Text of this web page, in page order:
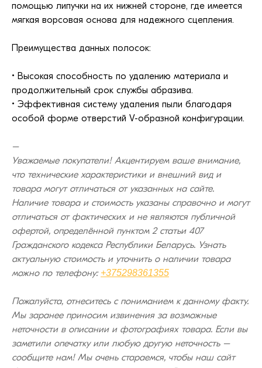
помощью липучки на их нижней стороне, где имеется
мягкая ворсовая основа для надежного сцепления.
Преимущества данных полосок:
• Высокая способность по удалению материала и
продолжительный срок службы абразива.
• Эффективная систему удаления пыли благодаря
особой форме отверстий V-образной конфигурации.
–
Уважаемые покупатели! Акцентируем ваше внимание,
что технические характеристики и внешний вид и
товара могут отличаться от указанных на сайте.
Наличие товара и стоимость указаны справочно и могут
отличаться от фактических и не являются публичной
офертой, определённой пунктом 2 статьи 407
Гражданского кодекса Республики Беларусь. Узнать
актуальную стоимость и уточнить о наличии товара
можно по телефону: +375298361355
Пожалуйста, отнеситесь с пониманием к данному факту.
Мы заранее приносим извинения за возможные
неточности в описании и фотографиях товара. Если вы
заметили опечатку или любую другую неточность –
сообщите нам! Мы очень стараемся, чтобы наш сайт